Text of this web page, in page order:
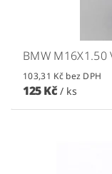
BMW M16X1.50
103,31 Kč bez DPH
125 Kč / ks